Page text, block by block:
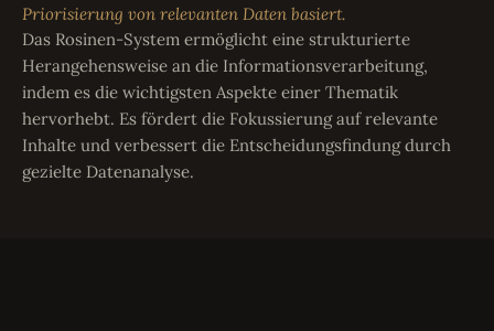
Priorisierung von relevanten Daten basiert.
Das Rosinen-System ermöglicht eine strukturierte
Herangehensweise an die Informationsverarbeitung,
indem es die wichtigsten Aspekte einer Thematik
hervorhebt. Es fördert die Fokussierung auf relevante
Inhalte und verbessert die Entscheidungsfindung durch
gezielte Datenanalyse.